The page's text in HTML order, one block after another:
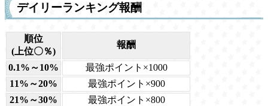
デイリーランキング報酬
順位
(上位〇％)
報酬
0.1%～10%
最強ポイント×1000
11%～20%
最強ポイント×900
21%～30%
最強ポイント×800